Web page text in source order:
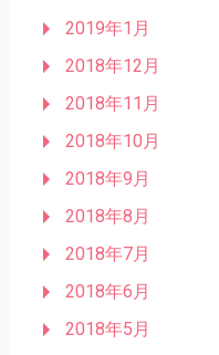
2019年1月
2018年12月
2018年11月
2018年10月
2018年9月
2018年8月
2018年7月
2018年6月
2018年5月